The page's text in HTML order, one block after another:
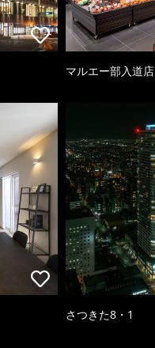
マルエー部入道店
さつきた8・1